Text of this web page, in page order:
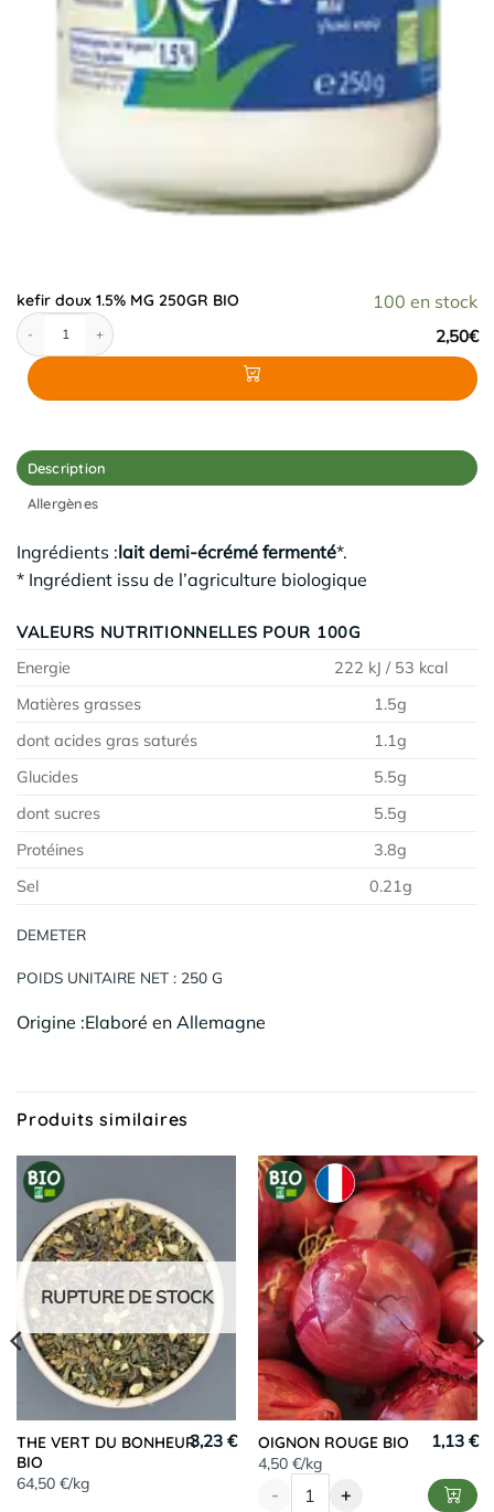
100 en stock
kefir doux 1.5% MG 250GR BIO
2,50€
quantité de kefir doux 1.5% MG 250GR BIO
Description
Allergènes
Ingrédients :lait demi-écrémé fermenté*.
* Ingrédient issu de l’agriculture biologique
VALEURS NUTRITIONNELLES POUR 100G
Energie
222 kJ / 53 kcal
Matières grasses
1.5g
dont acides gras saturés
1.1g
Glucides
5.5g
dont sucres
5.5g
Protéines
3.8g
Sel
0.21g
DEMETER
POIDS UNITAIRE NET : 250 G
Origine :Elaboré en Allemagne
Produits similaires
RUPTURE DE STOCK
THE VERT DU BONHEUR
BIO
64,50 €/kg
3,23 €
OIGNON ROUGE BIO
4,50 €/kg
1,13 €
- +